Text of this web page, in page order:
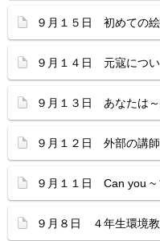
９月１５日 初めての
９月１４日 元寇につい
９月１３日 あなたは
９月１２日 外部の講
９月１１日 Can you ~
９月８日 ４年生環境